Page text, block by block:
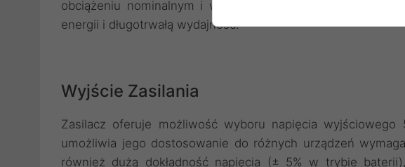
obciążeniu nominalnym i w pełni naładowanym
energii i długotrwałą wydajność.
Wyjście Zasilania
Zasilacz oferuje możliwość wyboru napięcia
umożliwia jego dostosowanie do różnych urządzeń
również dużą dokładność napięcia (± 5% w trybie